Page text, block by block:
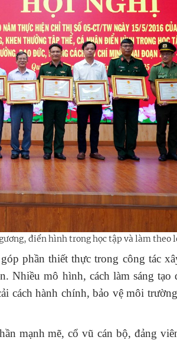
điển hình trong học tập và làm theo
phần thiết thực trong công tác
Nhiều mô hình, cách làm sáng tạo
cách hành chính, bảo vệ môi
mạnh mẽ, cổ vũ cán bộ, đảng